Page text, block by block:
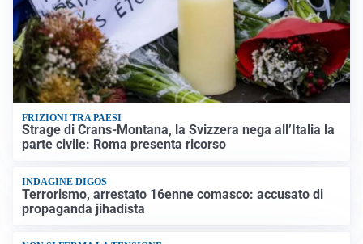
FRIZIONI TRA PAESI
Strage di Crans-Montana, la Svizzera nega all’Italia la
parte civile: Roma presenta ricorso
INDAGINE DIGOS
Terrorismo, arrestato 16enne comasco: accusato di
propaganda jihadista